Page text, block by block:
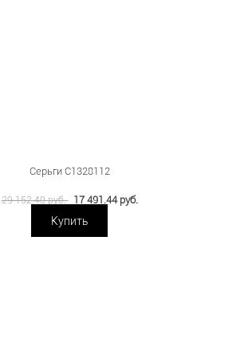
Серьги С1328112
29 152.40 руб. 17 491.44 руб.
Купить